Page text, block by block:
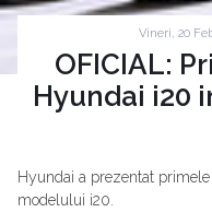
Vineri, 20
OFICIAL:
Hyundai i20
Hyundai a prezentat
modelului i20.